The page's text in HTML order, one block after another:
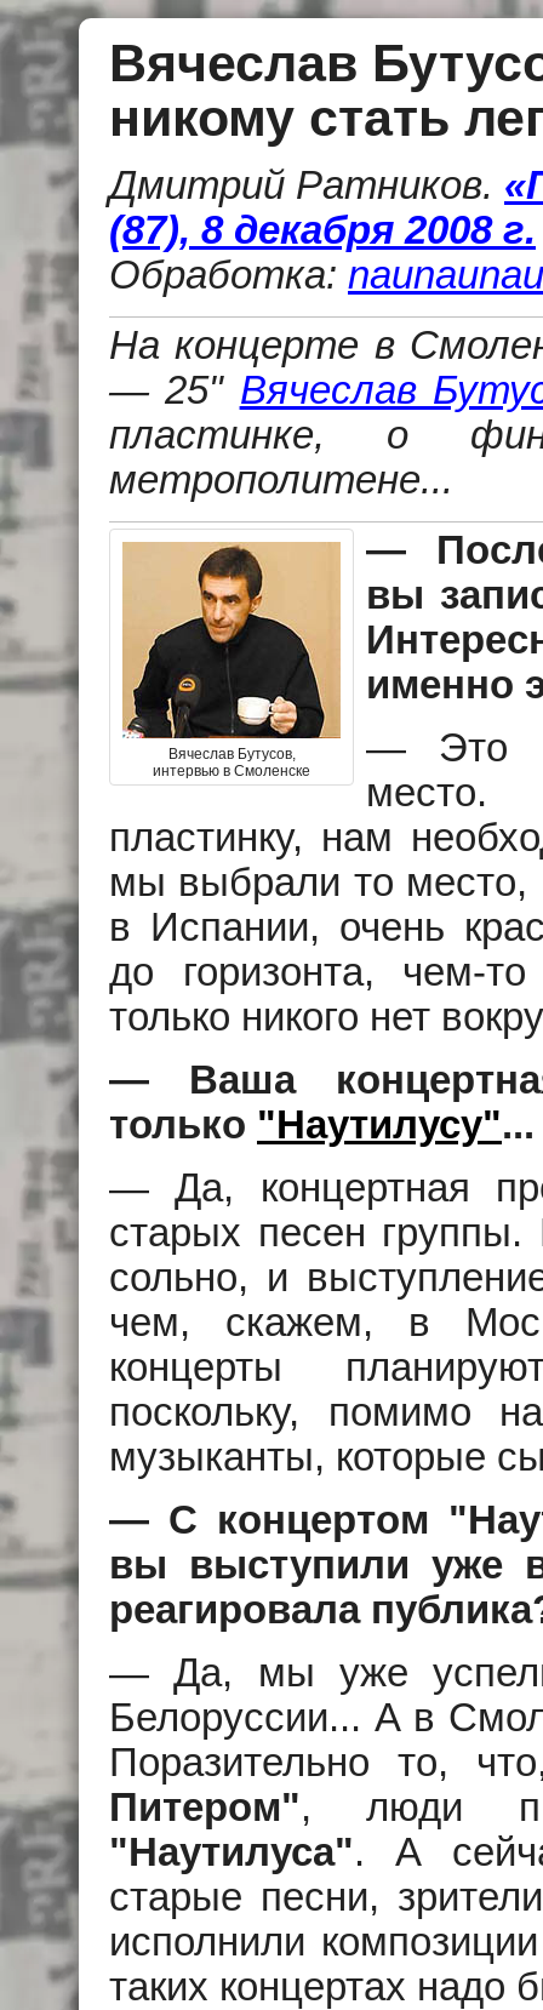
Вячеслав
никому стать
Дмитрий Ратников.
(87), 8 декабря 2008 г.
Обработка:
На концерте в
— 25" Вячеслав
пластинке, о
метрополитене...
Вячеслав Бутусов,
интервью в Смоленске
—
вы
именно
— Это
место.
пластинку, нам
мы выбрали то место,
в Испании, очень
до горизонта, чем-
только никого нет
— Ваша
только "Наутилусу"...
— Да, концертная
старых песен
сольно, и
чем, скажем, в
концерты
поскольку, помимо
музыканты, которые
— С концертом
вы выступили уже
реагировала
— Да, мы уже
Белоруссии... А в
Поразительно то,
Питером", люди
"Наутилуса". А
старые песни,
исполнили
таких концертах надо